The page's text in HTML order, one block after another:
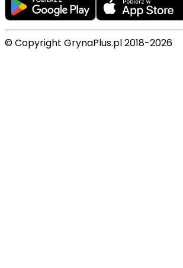
© Copyright GrynaPlus.pl 2018-2026